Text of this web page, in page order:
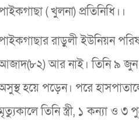
( খুলনা) প্রতিনিধি।।
রাড়ুলী ইউনিয়ন
আর নাই। তিনি ৯ জুন
হয়ে পড়েন। পরে
তিনি স্ত্রী, ১ কন্যা ও